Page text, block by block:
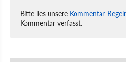
Bitte lies unsere Kommentar-
Kommentar verfasst.